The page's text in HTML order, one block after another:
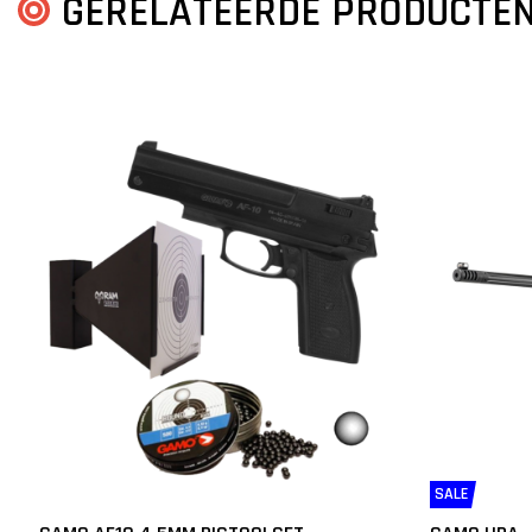
GERELATEERDE
SALE